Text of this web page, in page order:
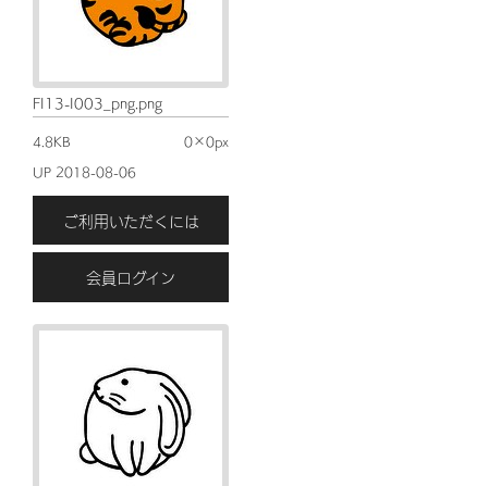
FI13-I003_png.png
4.8KB
0×0px
UP 2018-08-06
ご利用いただくには
会員ログイン